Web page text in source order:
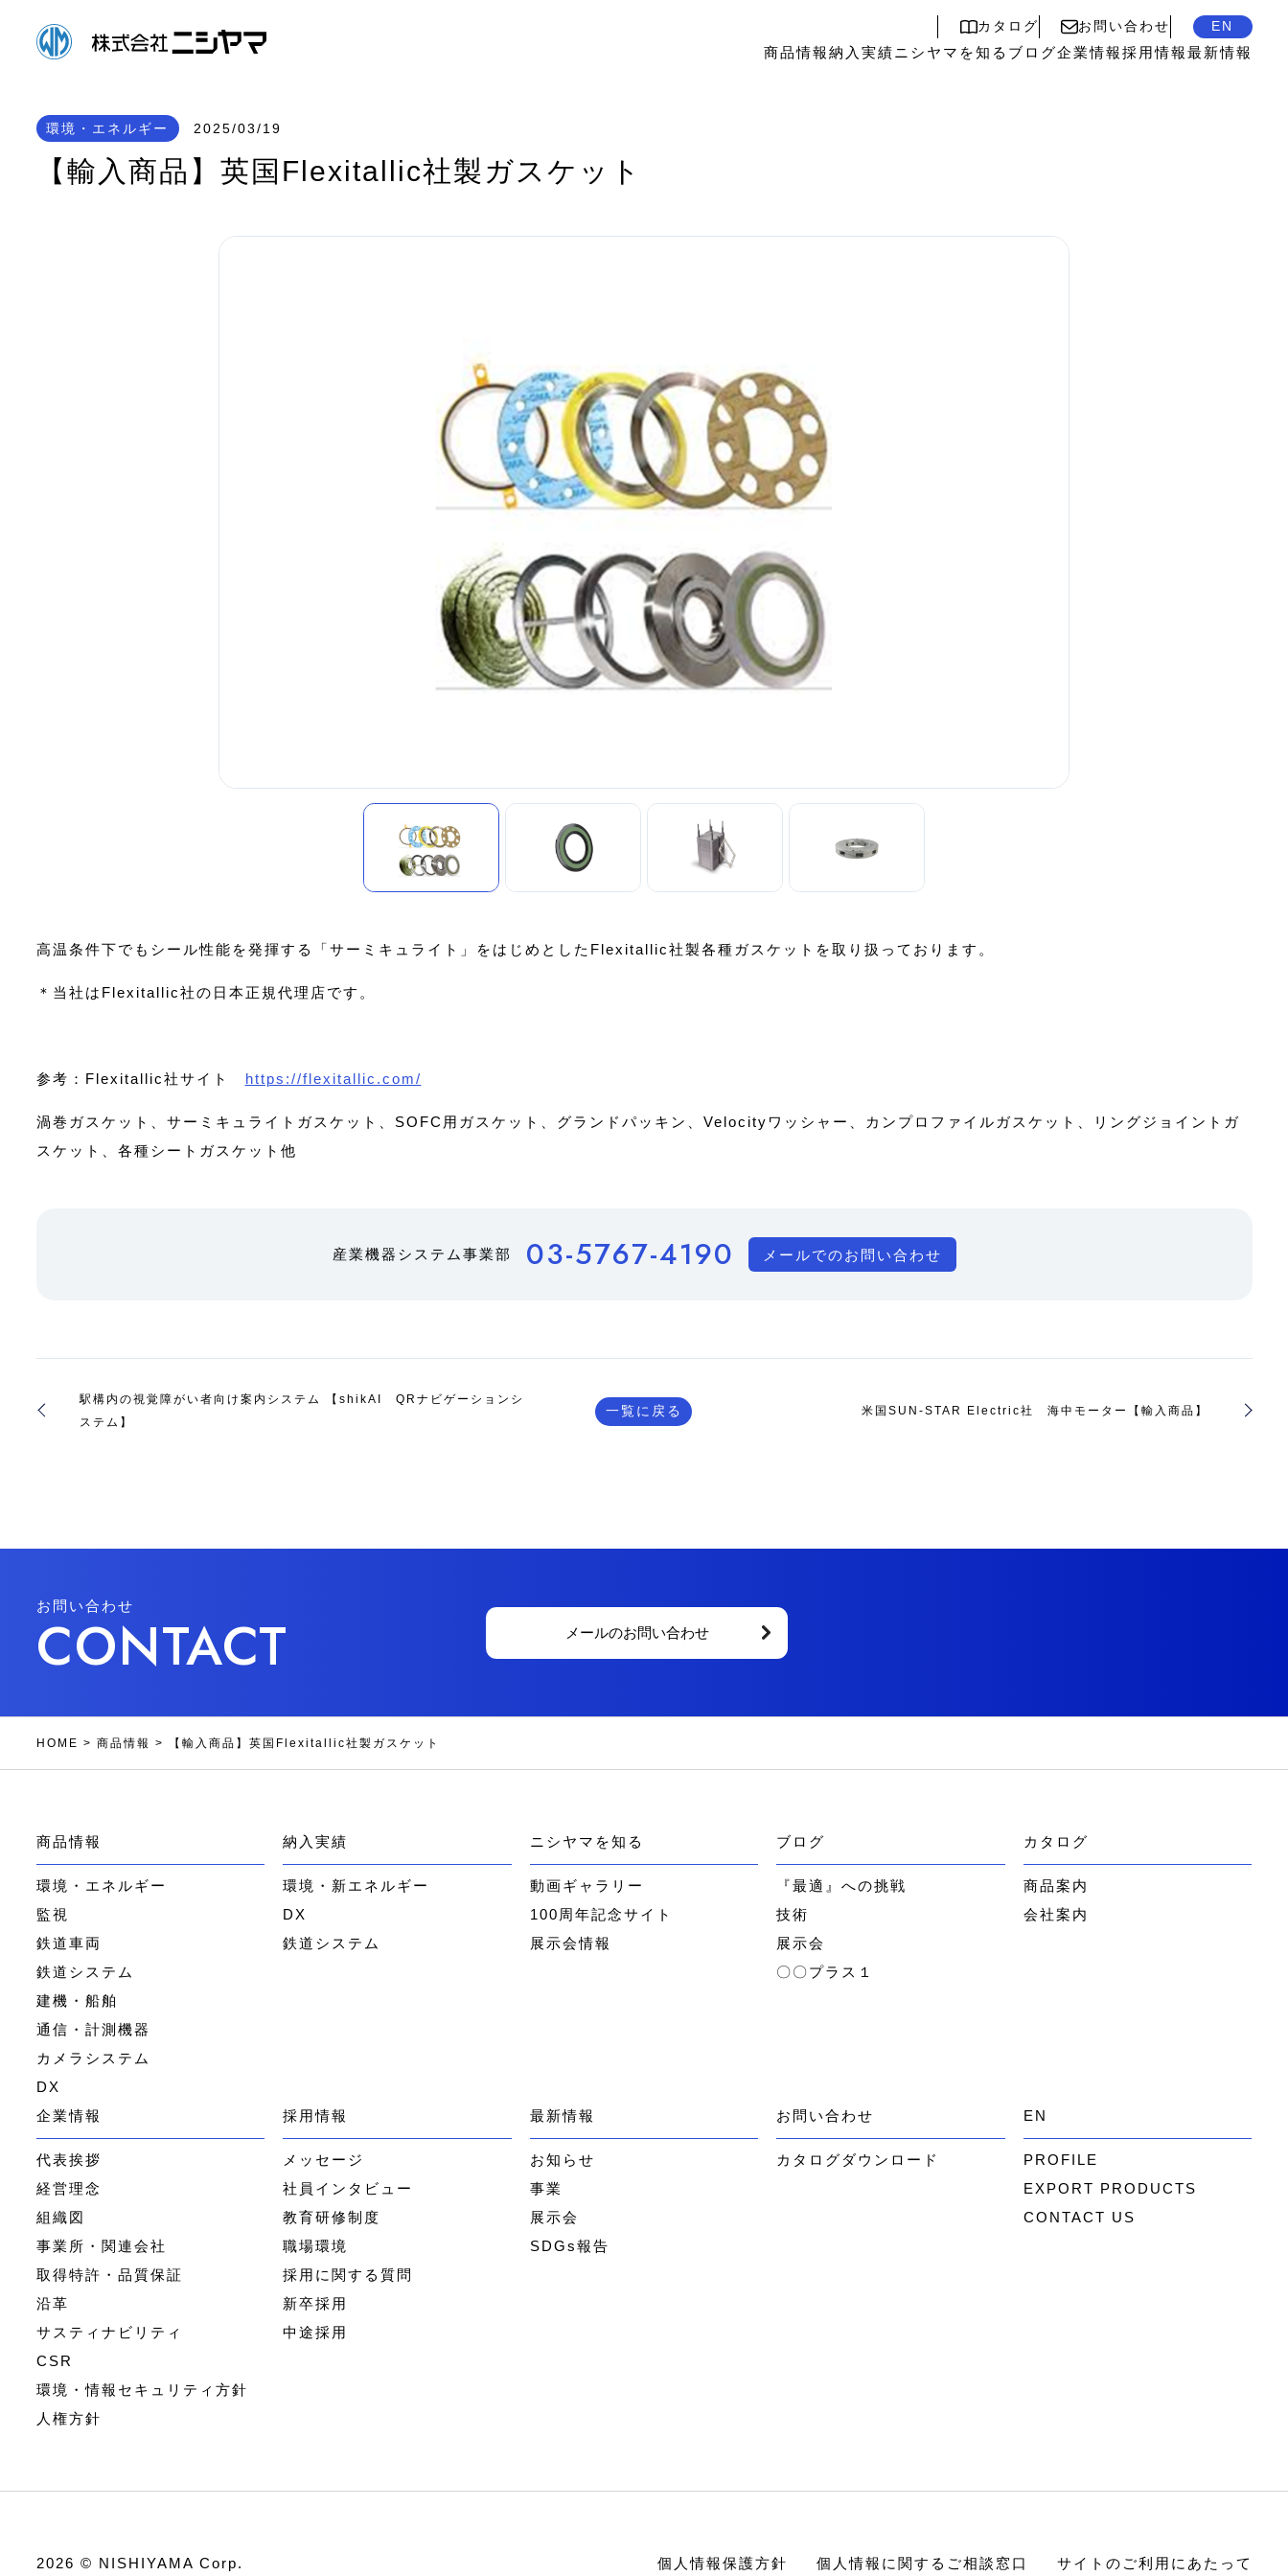
商品情報納入実績ニシヤマを知る ブログ企業情報採用情報最新情報
カタログ お問い合わせ EN
環境・エネルギー 2025/03/19
【輸入商品】英国Flexitallic社製ガスケット
高温条件下でもシール性能を発揮する「サーミキュライト」をはじめとしたFlexitallic社製各種ガスケットを取り扱っております。
＊当社はFlexitallic社の日本正規代理店です。
参考：Flexitallic社サイト https://flexitallic.com/
渦巻ガスケット、サーミキュライトガスケット、SOFC用ガスケット、グランドパッキン、Velocityワッシャー、カンプロファイルガスケット、リングジョイントガ
スケット、各種シートガスケット他
産業機器システム事業部 03-5767-4190 メールでのお問い合わせ
駅構内の視覚障がい者向け案内システム 【shikAI QRナビゲーションシ
ステム】
一覧に戻る 米国SUN-STAR Electric社 海中モーター【輸入商品】
お問い合わせ
CONTACT メールのお問い合わせ
HOME > 商品情報 > 【輸入商品】英国Flexitallic社製ガスケット
商品情報
環境・エネルギー
監視
鉄道車両
鉄道システム
建機・船舶
通信・計測機器
カメラシステム
DX
納入実績
環境・新エネルギー
DX
鉄道システム
ニシヤマを知る
動画ギャラリー
100周年記念サイト
展示会情報
ブログ
『最適』への挑戦
技術
展示会
〇〇プラス１
カタログ
商品案内
会社案内
企業情報
代表挨拶
経営理念
組織図
事業所・関連会社
取得特許・品質保証
沿革
サスティナビリティ
CSR
環境・情報セキュリティ方針
人権方針
採用情報
メッセージ
社員インタビュー
教育研修制度
職場環境
採用に関する質問
新卒採用
中途採用
最新情報
お知らせ
事業
展示会
SDGs報告
お問い合わせ
カタログダウンロード
EN
PROFILE
EXPORT PRODUCTS
CONTACT US
個人情報保護方針 個人情報に関するご相談窓口 サイトのご利用にあたって
2026 © NISHIYAMA Corp.